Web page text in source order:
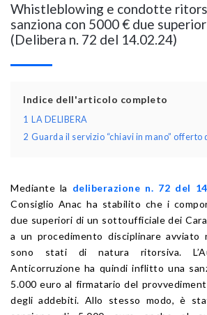
Whistleblowing e condotte
sanziona con 5000 € due
(Delibera n. 72 del 14.02.24)
Indice dell'articolo completo
1 LA DELIBERA
2 Guarda il servizio “chiavi in mano” offerto
Mediante la deliberazione n. 72 del
Consiglio Anac ha stabilito che i
due superiori di un sottoufficiale dei
a un procedimento disciplinare avviato
sono stati di natura ritorsiva.
Anticorruzione ha quindi inflitto una
5.000 euro al firmatario del
degli addebiti. Allo stesso modo, è